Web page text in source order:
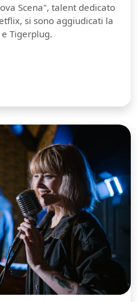
Scena", talent dedicato
si sono aggiudicati la
Tigerplug.